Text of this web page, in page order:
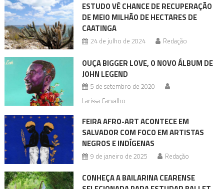
ESTUDO VÊ CHANCE DE RECUPERAÇÃO
DE MEIO MILHÃO DE HECTARES DE
CAATINGA
24 de julho de 2024 Redação
OUÇA BIGGER LOVE, O NOVO ÁLBUM DE
JOHN LEGEND
5 de setembro de 2020
Larissa Carvalho
FEIRA AFRO-ART ACONTECE EM
SALVADOR COM FOCO EM ARTISTAS
NEGROS E INDÍGENAS
9 de janeiro de 2025 Redação
CONHEÇA A BAILARINA CEARENSE